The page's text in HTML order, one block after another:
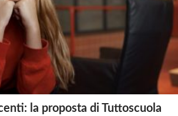
la proposta di Tuttoscuola